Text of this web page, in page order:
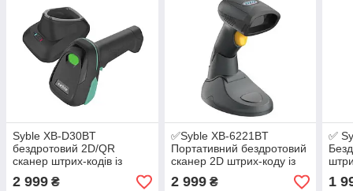
Syble XB-D30BT
бездротовий 2D/QR
сканер штрих-кодів із
зарядною підставкою
2 999 ₴
✅Syble XB-6221BT
Портативний бездротовий
сканер 2D штрих-коду із
зарядною базою
2 999₴
✅
1